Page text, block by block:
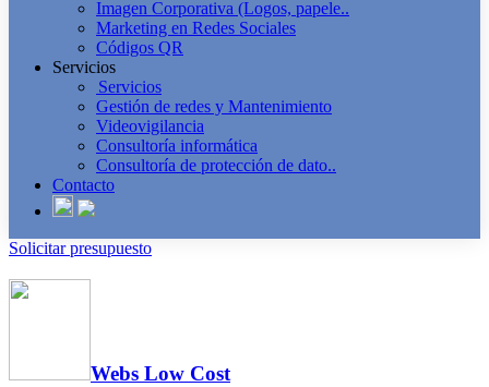
Imagen Corporativa (Logos, papele..
Marketing en Redes Sociales
Códigos QR
Servicios
Servicios
Gestión de redes y Mantenimiento
Videovigilancia
Consultoría informática
Consultoría de protección de dato..
Contacto
Solicitar presupuesto
Webs Low Cost